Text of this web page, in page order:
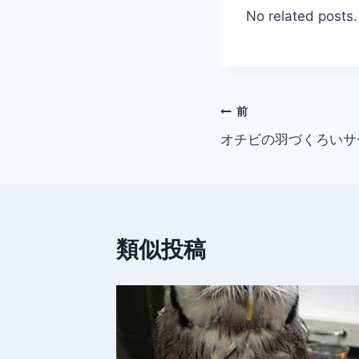
No related posts.
投
稿
ー
シ
ョ
前
オチビの羽づくろい
類似投稿